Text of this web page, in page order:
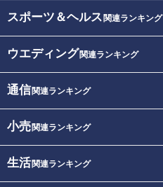
スポーツ＆ヘルス 関連ランキング
ウエディング関連ランキング
通信関連ランキング
小売関連ランキング
生活関連ランキング